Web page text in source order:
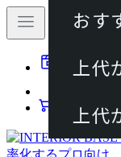
動画マニ
カート
おす
上代
上代